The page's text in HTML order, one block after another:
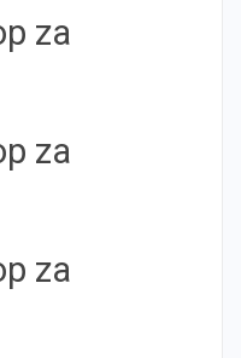
za
za
za